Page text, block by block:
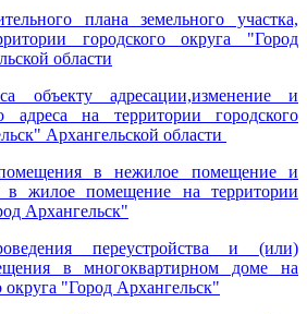
плана земельного участка,
городского округа "Город
области
объекту адресации,изменение и
адреса на территории городского
Архангельской области
в нежилое помещение и
в жилое помещение на территории
Архангельск"
переустройства и (или)
в многоквартирном доме на
округа "Город Архангельск"